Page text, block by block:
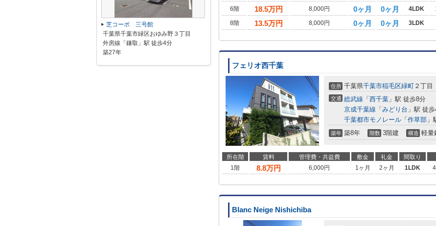
6階
18.5万円 8,000円 0ヶ月 0ヶ月 4LDK
8階
13.5万円 8,000円 0ヶ月 0ヶ月 3LDK
フェリオ西千葉
住所 千葉県千葉市稲毛区緑町 ２丁目
交通 総武線 「 西千葉 」駅 徒歩8分
京成千葉線 「 みどり台 」駅 徒
千葉都市モノレール 「 作草部 」
築年 築8年 階数 3階建 構造 軽量
所在階 賃料 管理費・共益費 敷金 礼金 間取り
1階
8.8万円 6,000円 1ヶ月 2ヶ月 1LDK
Blanc Neige Nishichiba
芝コーポ 三号館
千葉県千葉市緑区おゆみ野３丁目
外房線「鎌取」駅 徒歩4分
築27年